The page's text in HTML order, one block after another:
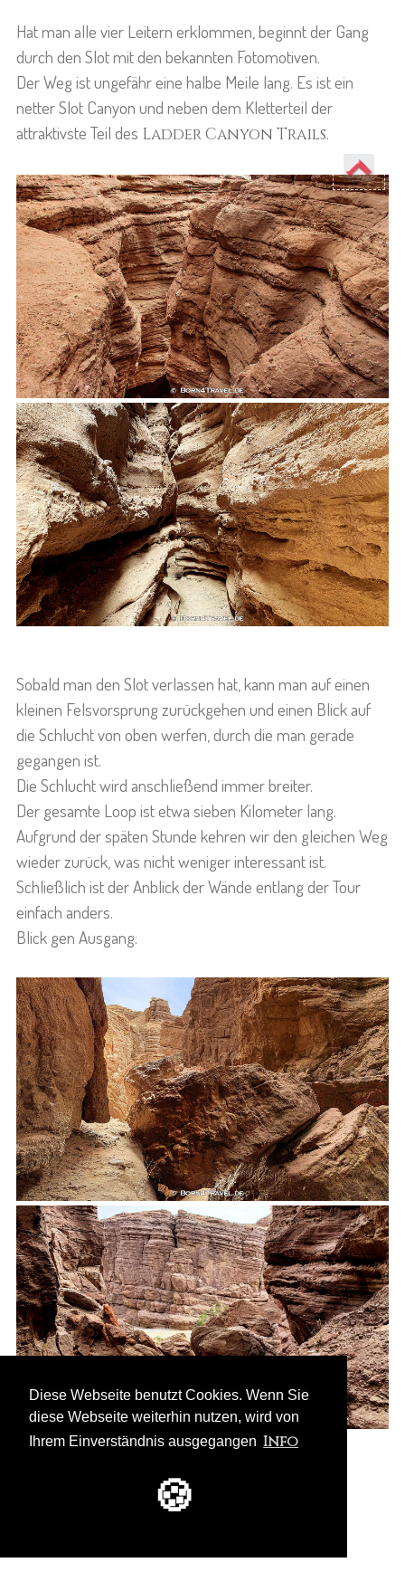
Diese Webseite benutzt Cookies. Wenn Sie
diese Webseite weiterhin nutzen, wird von
Ihrem Einverständnis ausgegangen Info
🍪
Hat man alle vier Leitern erklommen, beginnt der Gang
durch den Slot mit den bekannten Fotomotiven.
Der Weg ist ungefähr eine halbe Meile lang. Es ist ein
netter Slot Canyon und neben dem Kletterteil der
attraktivste Teil des Ladder Canyon Trails.
Sobald man den Slot verlassen hat, kann man auf einen
kleinen Felsvorsprung zurückgehen und einen Blick auf
die Schlucht von oben werfen, durch die man gerade
gegangen ist.
Die Schlucht wird anschließend immer breiter.
Der gesamte Loop ist etwa sieben Kilometer lang.
Aufgrund der späten Stunde kehren wir den gleichen Weg
wieder zurück, was nicht weniger interessant ist.
Schließlich ist der Anblick der Wände entlang der Tour
einfach anders.
Blick gen Ausgang: